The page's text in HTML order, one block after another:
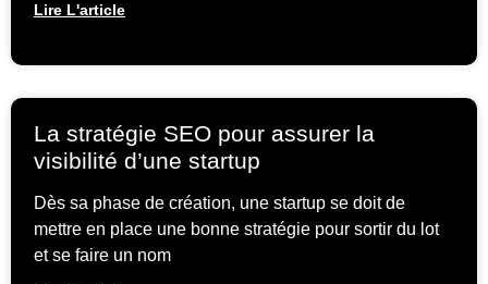
Lire L'article
La stratégie SEO pour assurer la
visibilité d’une startup
Dès sa phase de création, une startup se doit de
mettre en place une bonne stratégie pour sortir du lot
et se faire un nom